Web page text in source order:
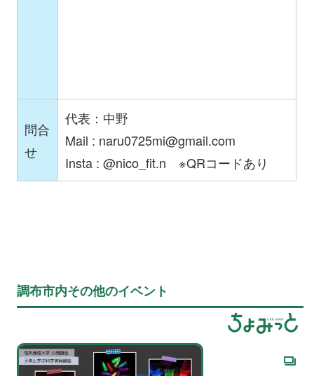
問合
せ
代表：中野
Mail : naru0725mi@gmail.com
Insta : @nico_fit.n ※QRコードあり
調布市内その他のイベント